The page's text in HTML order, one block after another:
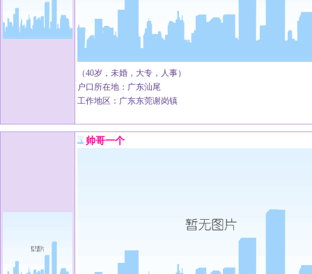
（40岁，未婚，大专，人事）
户口所在地：广东汕尾
工作地区：广东东莞谢岗镇
帅哥一个